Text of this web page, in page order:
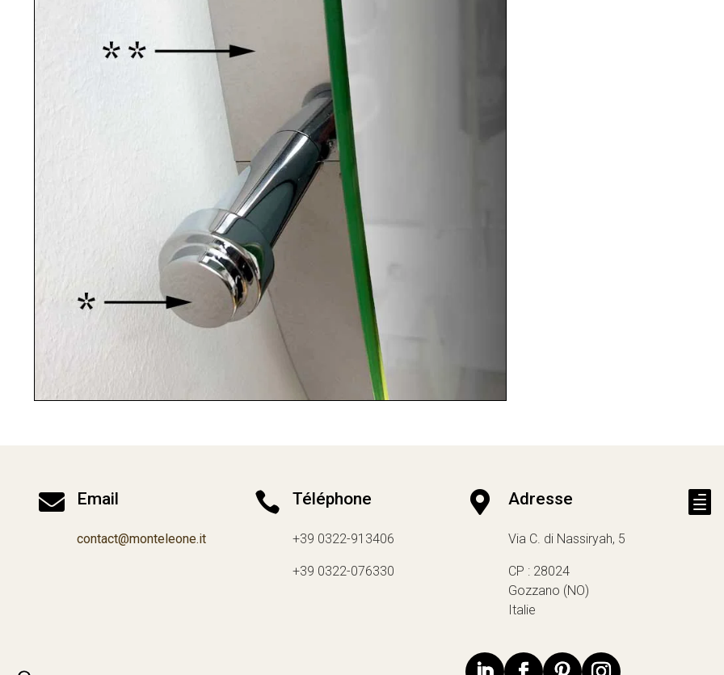
 Email
contact@monteleone.it
 Téléphone
+39 0322-913406
+39 0322-076330
 Adresse
Via C. di Nassiryah, 5
CP : 28024
Gozzano (NO)
Italie
